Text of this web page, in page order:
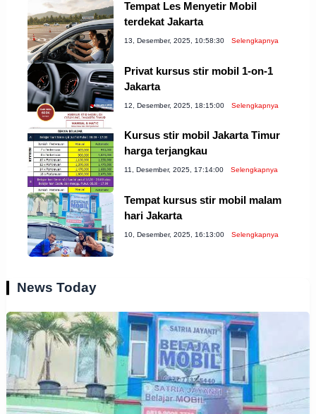
Tempat Les Menyetir Mobil
terdekat Jakarta
13, Desember, 2025, 10:58:30 Selengkapnya
Privat kursus stir mobil 1-on-1
Jakarta
12, Desember, 2025, 18:15:00 Selengkapnya
Kursus stir mobil Jakarta Timur
harga terjangkau
11, Desember, 2025, 17:14:00 Selengkapnya
Tempat kursus stir mobil malam
hari Jakarta
10, Desember, 2025, 16:13:00 Selengkapnya
News Today